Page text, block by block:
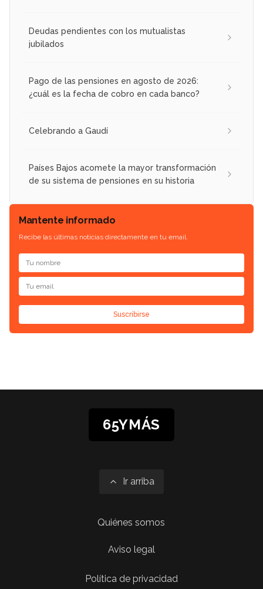
Deudas pendientes con los mutualistas
jubilados
Pago de las pensiones en agosto de 2026:
¿cuál es la fecha de cobro en cada banco?
Celebrando a Gaudí
Países Bajos acomete la mayor transformación
de su sistema de pensiones en su historia
Mantente informado
Recibe las últimas noticias directamente en tu email.
Suscribirse
65YMÁS
Ir arriba
Quiénes somos
Aviso legal
Política de privacidad